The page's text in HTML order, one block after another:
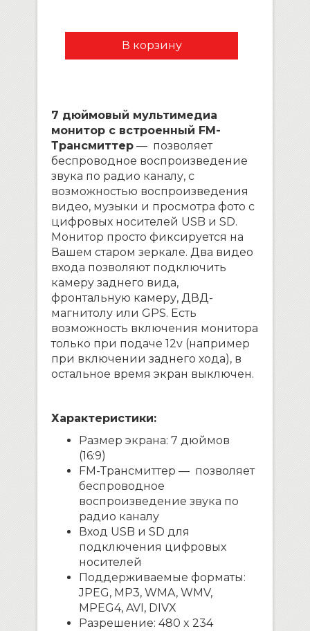
7 дюймовый мультимедиа
монитор с встроенный FM-
Трансмиттер — позволяет
беспроводное воспроизведение
звука по радио каналу, с
возможностью воспроизведения
видео, музыки и просмотра фото с
цифровых носителей USB и SD.
Монитор просто фиксируется на
Вашем старом зеркале. Два видео
входа позволяют подключить
камеру заднего вида,
фронтальную камеру, ДВД-
магнитолу или GPS. Есть
возможность включения монитора
только при подаче 12v (например
при включении заднего хода), в
остальное время экран выключен.
Характеристики:
Размер экрана: 7 дюймов
(16:9)
FM-Трансмиттер — позволяет
беспроводное
воспроизведение звука по
радио каналу
Вход USB и SD для
подключения цифровых
носителей
Поддерживаемые форматы:
JPEG, MP3, WMA, WMV,
MPEG4, AVI, DIVX
Разрешение: 480 x 234